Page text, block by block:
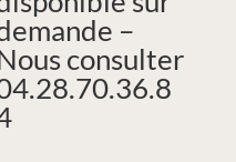
–
consulter